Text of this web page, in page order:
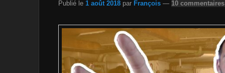
Publié le 1 août 2018 par François — 10